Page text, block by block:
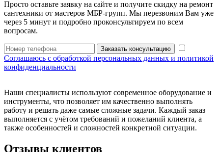
Просто оставьте заявку на сайте и получите скидку на ремонт
сантехники от мастеров МБР-групп. Мы перезвоним Вам уже
через 5 минут и подробно проконсультируем по всем
вопросам.
Заказать консультацию
Соглашаюсь с обработкой персональных данных и политикой
конфиденциальности
Наши специалисты используют современное оборудование и
инструменты, что позволяет им качественно выполнять
работу и решать даже самые сложные задачи. Каждый заказ
выполняется с учётом требований и пожеланий клиента, а
также особенностей и сложностей конкретной ситуации.
Отзывы клиентов